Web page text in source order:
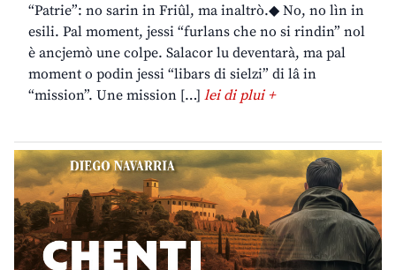
“Patrie”: no sarin in Friûl, ma inaltrò.◆ No, no lìn in
esili. Pal moment, jessi “furlans che no si rindin” nol
è ancjemò une colpe. Salacor lu deventarà, ma pal
moment o podin jessi “libars di sielzi” di lâ in
“mission”. Une mission […] lei di plui +